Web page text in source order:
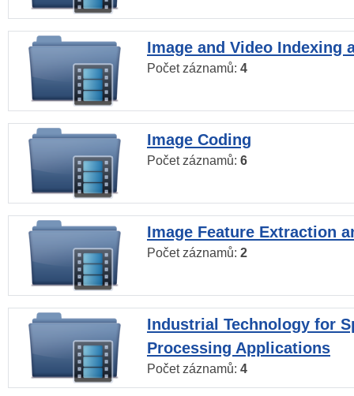
Image and Video Indexing
Počet záznamů: 4
Image Coding
Počet záznamů: 6
Image Feature Extraction
Počet záznamů: 2
Industrial Technology for
Processing Applications
Počet záznamů: 4